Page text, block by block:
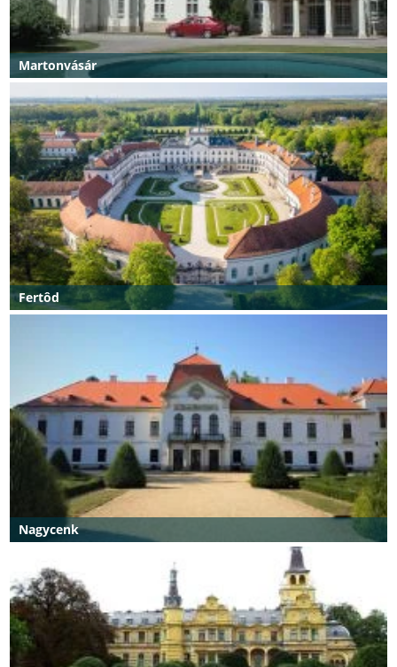
Martonvásár
Fertôd
Nagycenk